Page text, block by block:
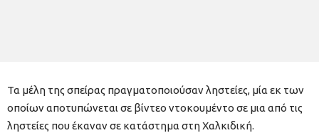
Τα μέλη της σπείρας πραγματοποιούσαν ληστείες, μία εκ των
οποίων αποτυπώνεται σε βίντεο ντοκουμέντο σε μια από τις
ληστείες που έκαναν σε κατάστημα στη Χαλκιδική.